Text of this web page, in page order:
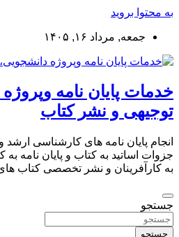
به محتوا بروید
جمعه, مرداد ۱۶, ۱۴۰۵
خدمات پایان نامه
توجیهی و نشر کتاب
انجام پایان نامه های کارشناسی ارشد
جزوات اساتید به کتاب و پایان نامه
به کارآفرینان و نشر تخصصی کتاب
جستجو
جستجو